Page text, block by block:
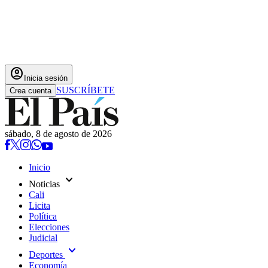
account_circle Inicia sesión
Crea cuenta SUSCRÍBETE
sábado, 8 de agosto de 2026
Inicio
Noticias expand_more
Cali
Licita
Política
Elecciones
Judicial
Deportes expand_more
Economía